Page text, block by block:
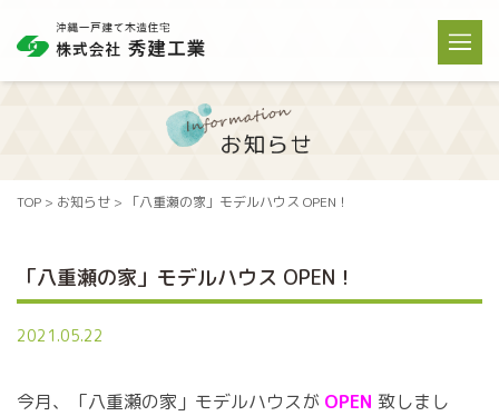
TOP > お知らせ > 「八重瀬の家」モデルハウス OPEN！
「八重瀬の家」モデルハウス OPEN！
2021.05.22
今月、「八重瀬の家」モデルハウスが OPEN 致しまし